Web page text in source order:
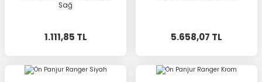
Sağ
1.111,85 TL 5.658,07 TL